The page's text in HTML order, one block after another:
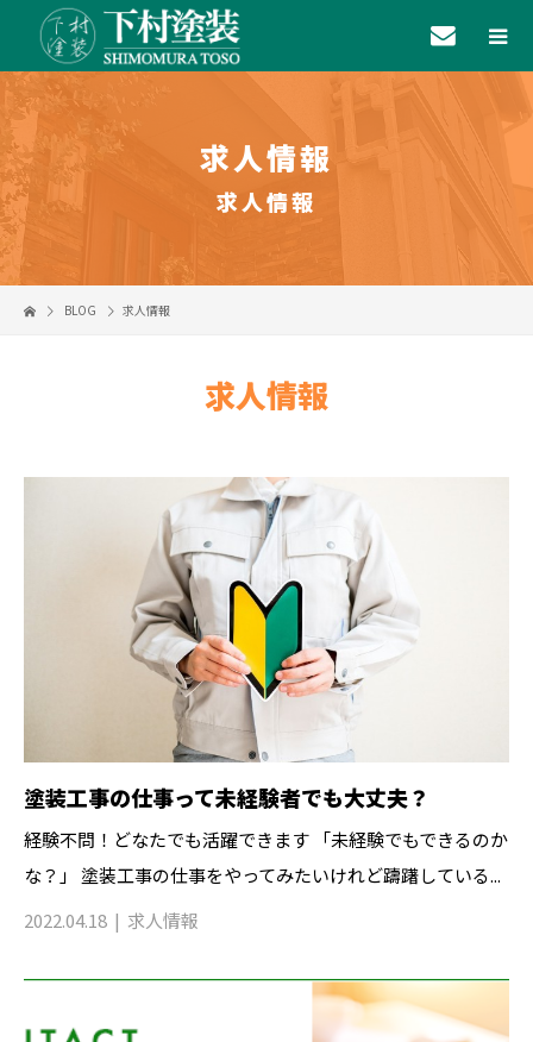
求人情報
求人情報
BLOG 求人情報
求人情報
塗装工事の仕事って未経験者でも大丈夫？
経験不問！どなたでも活躍できます 「未経験でもできるのか
な？」 塗装工事の仕事をやってみたいけれど躊躇している...
2022.04.18
求人情報